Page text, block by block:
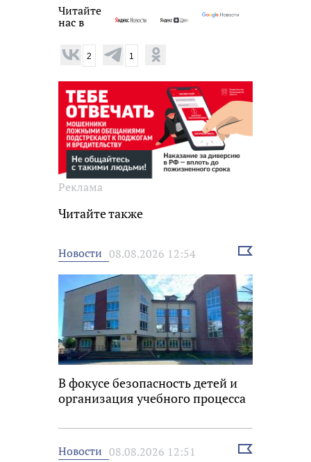
Читайте
нас в
2 1
Реклама
Читайте также
Новости 08.08.2026 12:54
Выбрать
В фокусе безопасность детей и
организация учебного процесса
Новости 08.08.2026 12:51
Выбрать